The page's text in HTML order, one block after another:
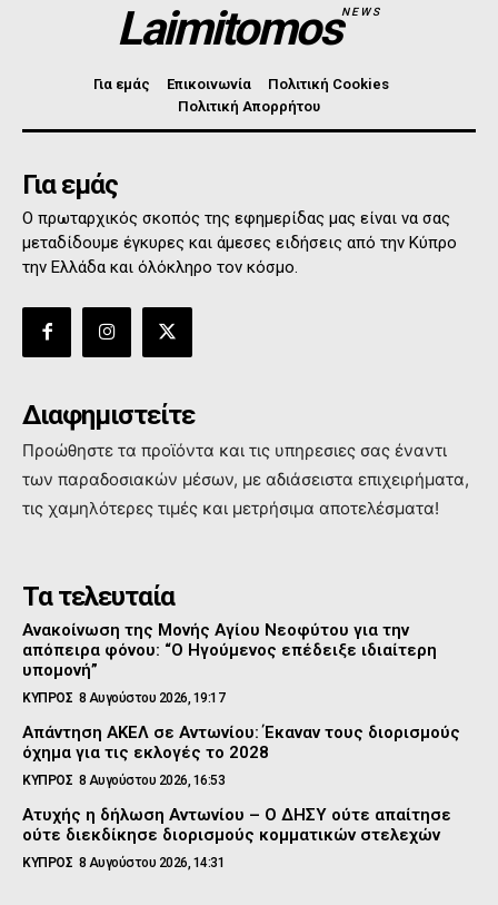
LaimitomosNEWS
Για εμάς Επικοινωνία
Πολιτική Cookies
Πολιτική Απορρήτου
Για εμάς
Ο πρωταρχικός σκοπός της εφημερίδας μας είναι να σας
μεταδίδουμε έγκυρες και άμεσες ειδήσεις από την Κύπρο
την Ελλάδα και όλόκληρο τον κόσμο.
Διαφημιστείτε
Προώθηστε τα προϊόντα και τις υπηρεσιες σας έναντι
των παραδοσιακών μέσων, με αδιάσειστα επιχειρήματα,
τις χαμηλότερες τιμές και μετρήσιμα αποτελέσματα!
Τα τελευταία
Ανακοίνωση της Μονής Αγίου Νεοφύτου για την
απόπειρα φόνου: “Ο Ηγούμενος επέδειξε ιδιαίτερη
υπομονή”
ΚΥΠΡΟΣ 8 Αυγούστου 2026, 19:17
Απάντηση ΑΚΕΛ σε Αντωνίου: Έκαναν τους διορισμούς
όχημα για τις εκλογές το 2028
ΚΥΠΡΟΣ 8 Αυγούστου 2026, 16:53
Ατυχής η δήλωση Αντωνίου – Ο ΔΗΣΥ ούτε απαίτησε
ούτε διεκδίκησε διορισμούς κομματικών στελεχών
ΚΥΠΡΟΣ 8 Αυγούστου 2026, 14:31